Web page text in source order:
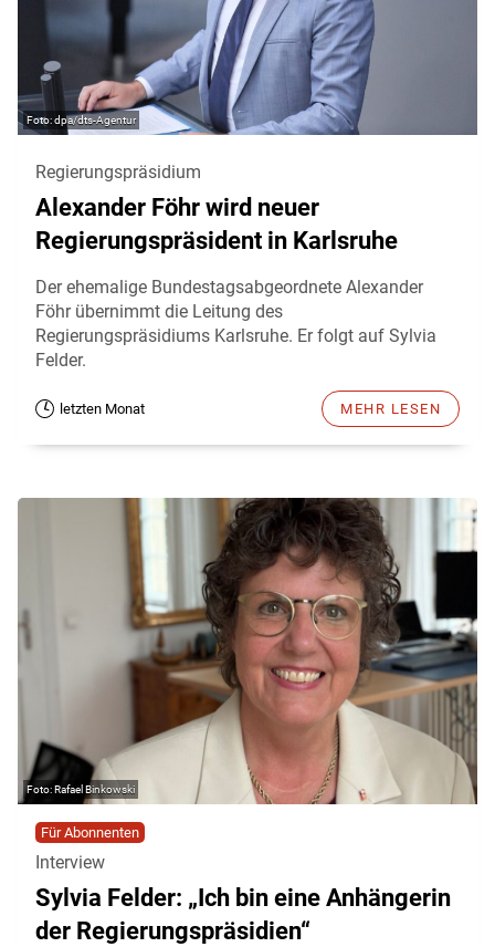
dpa/dts-Agentur
Regierungspräsidium
Alexander Föhr wird neuer
Regierungspräsident in Karlsruhe
Der ehemalige Bundestagsabgeordnete Alexander
Föhr übernimmt die Leitung des
Regierungspräsidiums Karlsruhe. Er folgt auf Sylvia
Felder.
letzten Monat MEHR LESEN
Rafael Binkowski
Für Abonnenten
Interview
Sylvia Felder: „Ich bin eine Anhängerin
der Regierungspräsidien“